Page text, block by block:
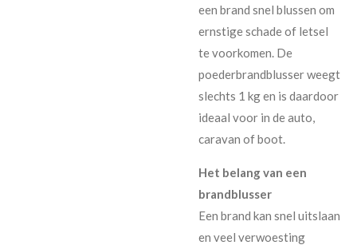
een brand snel blussen om
ernstige schade of letsel
te voorkomen. De
poederbrandblusser weegt
slechts 1 kg en is daardoor
ideaal voor in de auto,
caravan of boot.
Het belang van een
brandblusser
Een brand kan snel uitslaan
en veel verwoesting